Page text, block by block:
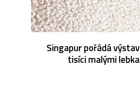
Singapur pořádá
tisíci malými